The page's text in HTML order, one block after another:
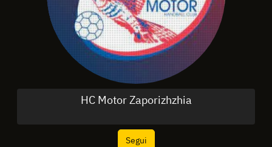
HC Motor Zaporizhzhia
Segui